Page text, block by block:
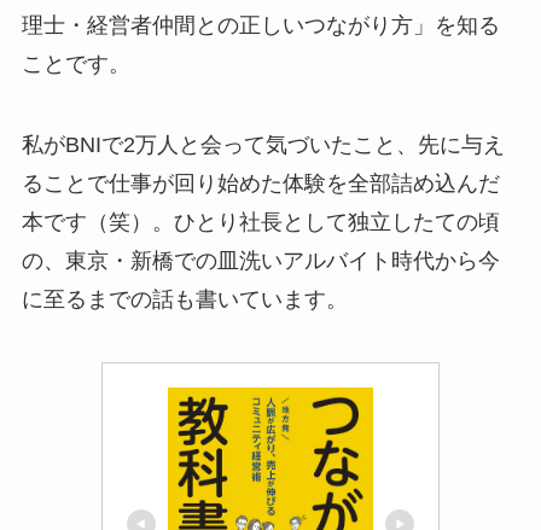
理士・経営者仲間との正しいつながり方」を知る
ことです。
私がBNIで2万人と会って気づいたこと、先に与え
ることで仕事が回り始めた体験を全部詰め込んだ
本です（笑）。ひとり社長として独立したての頃
の、東京・新橋での皿洗いアルバイト時代から今
に至るまでの話も書いています。